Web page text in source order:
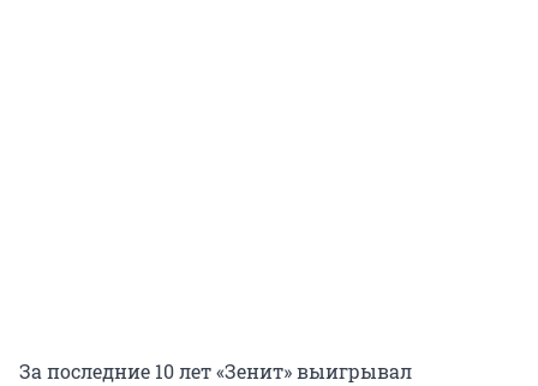
За последние 10 лет «Зенит» выигрывал